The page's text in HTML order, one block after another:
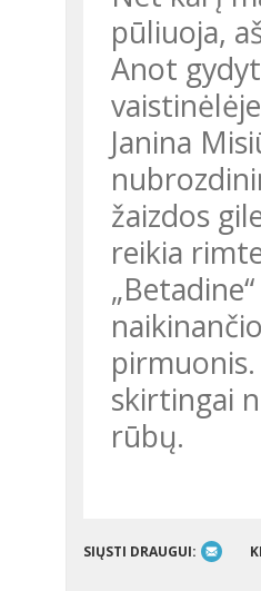
pūliuoja,
Anot gydytojos, šio tirpalo būtinai reikėtų turėti namų
Janina Misiūnienė pataria „Betadine“ tirpalą naudoti esant
žaizdos
reikia
„Betadine“ tepalas ir tirpalas yra veiksmingos priemonės,
skirtingai
rūbų.
SIŲSTI DRAUGUI: